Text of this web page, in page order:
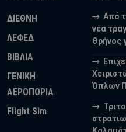
ΔΙΕΘΝΗ
ΛΕΦΕΔ
ΒΙΒΛΙΑ
ΓΕΝΙΚΗ
ΑΕΡΟΠΟΡΙΑ
Flight Sim
Από
νέα
Θρήνος
Όπλων